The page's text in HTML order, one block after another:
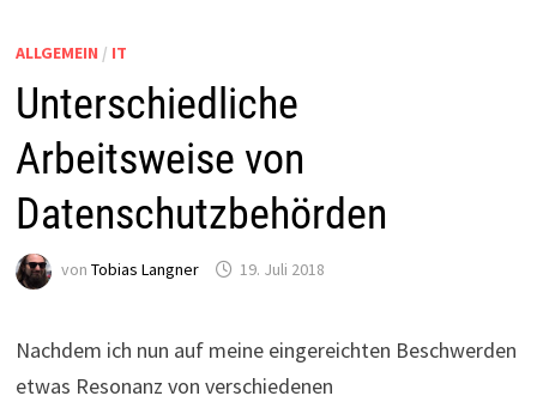
ALLGEMEIN / IT
Unterschiedliche
Arbeitsweise von
Datenschutzbehörden
von Tobias Langner 19. Juli 2018
Nachdem ich nun auf meine eingereichten Beschwerden
etwas Resonanz von verschiedenen